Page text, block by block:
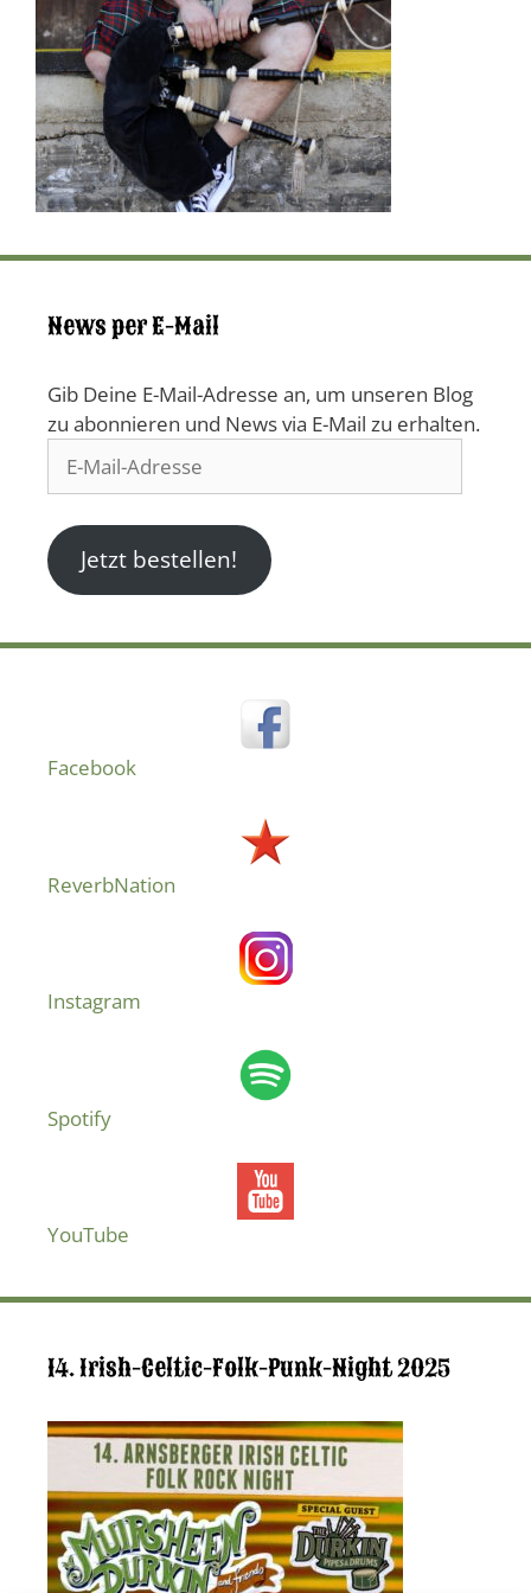
News per E-Mail
Gib Deine E-Mail-Adresse an, um unseren Blog
zu abonnieren und News via E-Mail zu erhalten.
Mail-
Jetzt bestellen!
Facebook
ReverbNation
Instagram
Spotify
YouTube
14. Irish-Celtic-Folk-Punk-Night 2025